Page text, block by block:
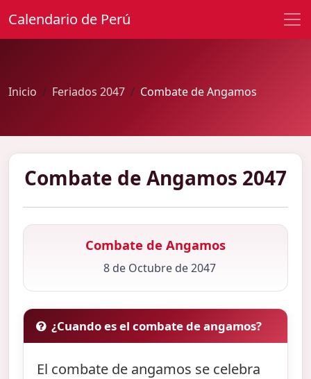
Calendario de Perú
Inicio Feriados 2047 Combate de Angamos
Combate de Angamos 2047
Combate de Angamos
8 de Octubre de 2047
¿Cuando es el combate de angamos?
El combate de angamos se celebra